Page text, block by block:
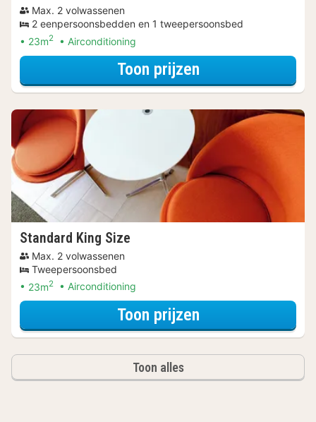
Max. 2 volwassenen
2 eenpersoonsbedden en 1 tweepersoonsbed
23m2 Airconditioning
Toon prijzenvoor Beleef de
Standard King Size
Max. 2 volwassenen
Tweepersoonsbed
23m2 Airconditioning
Toon prijzenvoor Beleef de
Toon alles